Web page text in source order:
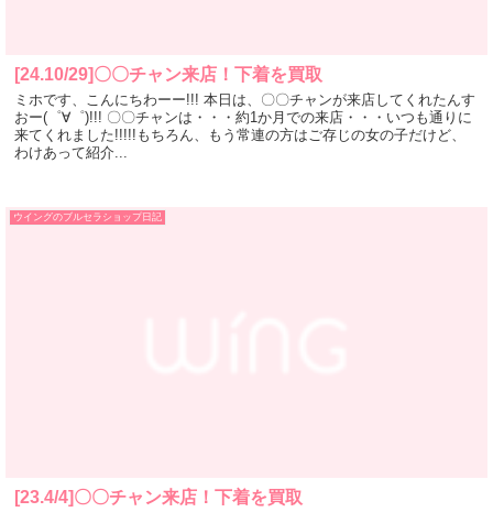
[24.10/29]〇〇チャン来店！下着を買取
ミホです、こんにちわーー!!! 本日は、〇〇チャンが来店してくれたんす
おー(゜∀゜)!!! 〇〇チャンは・・・約1か月での来店・・・いつも通りに
来てくれました!!!!!もちろん、もう常連の方はご存じの女の子だけど、
わけあって紹介...
ウイングのブルセラショップ日記
[23.4/4]〇〇チャン来店！下着を買取